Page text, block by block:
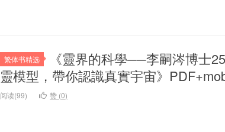
繁体书精选
《靈界的科學──李嗣涔博士
靈模型，帶你認識真實宇宙》
阅读(99)
赞 (0)